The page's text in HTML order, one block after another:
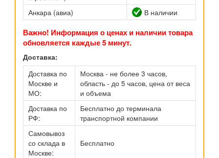
Анкара (авиа) В наличии
Важно! Информация о ценах и наличии товара
обновляется каждые 5 минут.
Доставка:
Доставка по
Москве и
МО:
Москва - не более 3 часов,
область - до 5 часов, цена от веса
и объема
Доставка по
РФ:
Бесплатно до терминала
транспортной компании
Самовывоз
со склада в
Москве:
Бесплатно